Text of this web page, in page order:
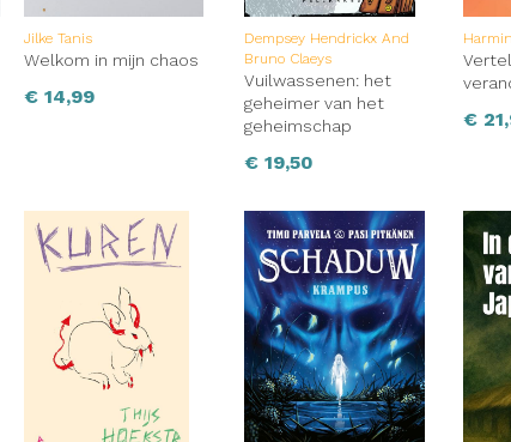
Jilke Tanis
Welkom in mijn chaos
€ 14,99
Dempsey Hendrickx And
Bruno Claeys
Vuilwassenen: het
geheimer van het
geheimschap
€19,50
€